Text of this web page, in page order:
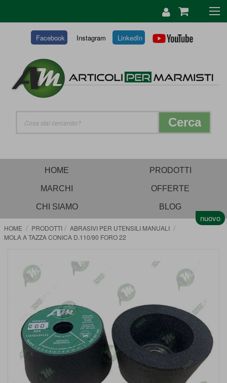
Facebook Instagram LinkedIn
CONTENUTO
Cerca
HOME PRODOTTI
MARCHI OFFERTE
CHI SIAMO BLOG
HOME PRODOTTI
ABRASIVI PER UTENSILI MANUALI
MOLA A TAZZA CONICA D.110/90 FORO 22
immagini